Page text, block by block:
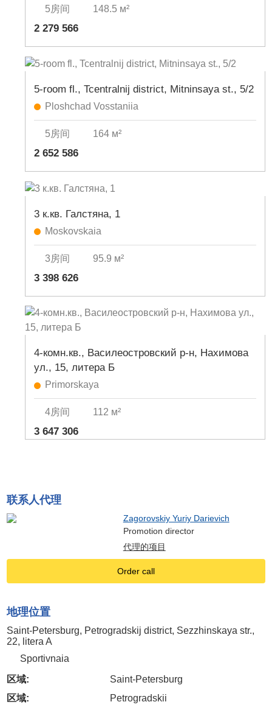
5房间 148.5 м²
2 279 566
5-room fl., Tcentralnij district, Mitninsaya st., 5/2
Ploshchad Vosstaniia
5房间 164 м²
2 652 586
3 к.кв. Галстяна, 1
Moskovskaia
3房间 95.9 м²
3 398 626
4-комн.кв., Василеостровский р-н, Нахимова
ул., 15, литера Б
Primorskaya
4房间 112 м²
3 647 306
联系人代理
Zagorovskiy Yuriy Darievich
Promotion director
代理的项目
Order call
地理位置
Saint-Petersburg, Petrogradskij district, Sezzhinskaya str.,
22, litera A
Sportivnaia
区域:
Saint-Petersburg
区域:
Petrogradskii